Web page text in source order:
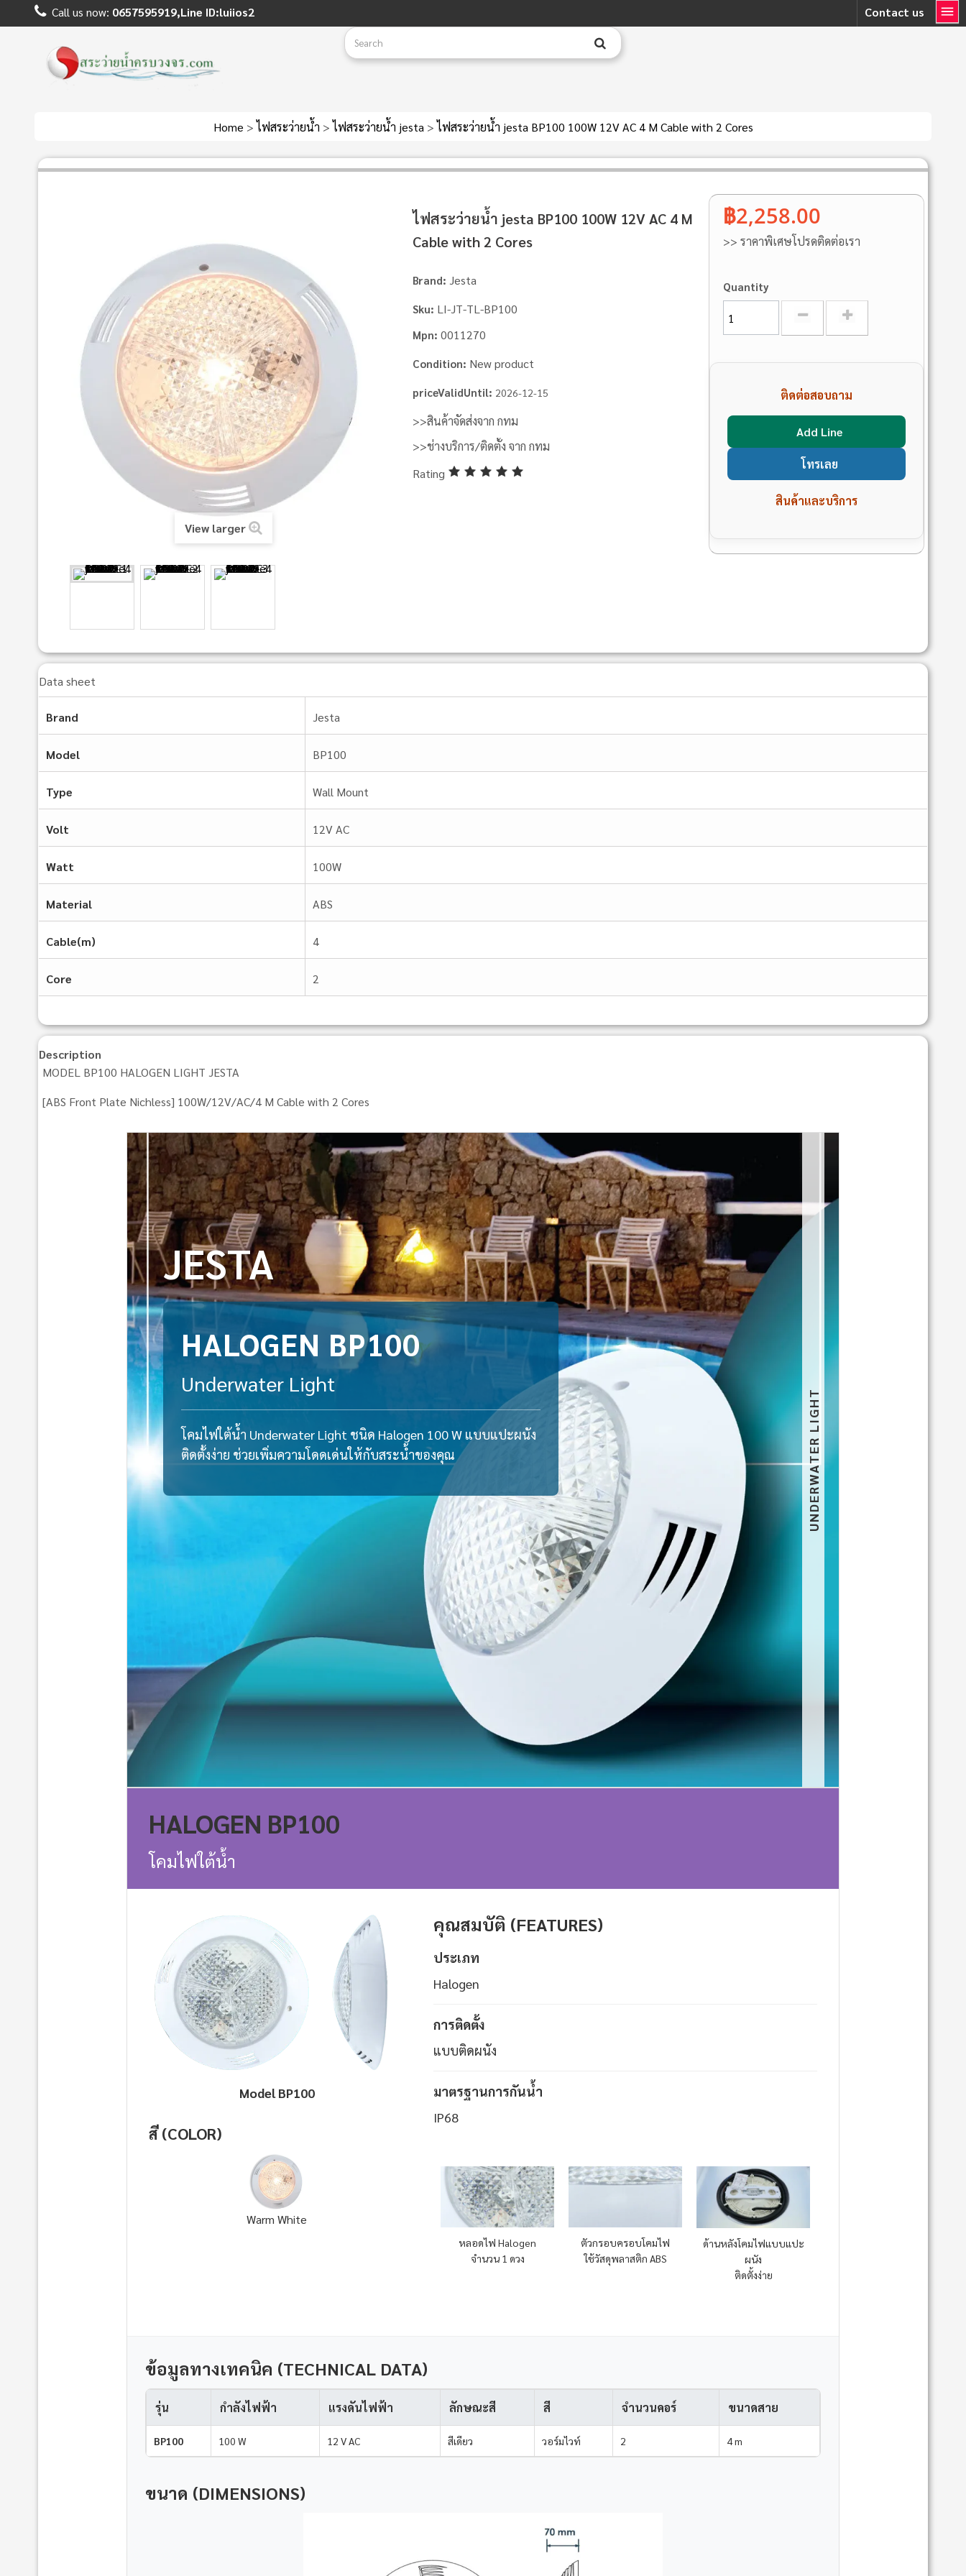
Contact us
Call us now: 0657595919,Line ID:luiios2
Home > ไฟสระว่ายน้ำ > ไฟสระว่ายน้ำ jesta > ไฟสระว่ายน้ำ jesta BP100 100W 12V AC 4 M Cable with 2 Cores
View larger
ไฟสระว่ายน้ำ jesta BP100 100W 12V AC 4 M
Cable with 2 Cores
Brand: Jesta
Sku: LI-JT-TL-BP100
Mpn: 0011270
Condition: New product
priceValidUntil: 2026-12-15
>>สินค้าจัดส่งจาก กทม
>>ช่างบริการ/ติดตั้ง จาก กทม
Rating
฿2,258.00
>> ราคาพิเศษโปรดติดต่อเรา
Quantity
ติดต่อสอบถาม
Add Line
โทรเลย
สินค้าและบริการ
Data sheet
Brand Jesta
Model BP100
Type Wall Mount
Volt 12V AC
Watt 100W
Material ABS
Cable(m) 4
Core 2
Description
MODEL BP100 HALOGEN LIGHT JESTA
[ABS Front Plate Nichless] 100W/12V/AC/4 M Cable with 2 Cores
JESTA
HALOGEN BP100
Underwater Light
โคมไฟใต้น้ำ Underwater Light ชนิด Halogen 100 W แบบแปะผนัง
ติดตั้งง่าย ช่วยเพิ่มความโดดเด่นให้กับสระน้ำของคุณ
UNDERWATER LIGHT
HALOGEN BP100
โคมไฟใต้น้ำ
Model BP100
สี (COLOR)
Warm White
คุณสมบัติ (FEATURES)
ประเภท
Halogen
การติดตั้ง
แบบติดผนัง
มาตรฐานการกันน้ำ
IP68
หลอดไฟ Halogen
จำนวน 1 ดวง
ตัวกรอบครอบโคมไฟ
ใช้วัสดุพลาสติก ABS
ด้านหลังโคมไฟแบบแปะ
ผนัง
ติดตั้งง่าย
ข้อมูลทางเทคนิค (TECHNICAL DATA)
รุ่น กำลังไฟฟ้า แรงดันไฟฟ้า ลักษณะสี สี จำนวนคอร์ ขนาดสาย
BP100 100 W 12 V AC สีเดียว วอร์มไวท์ 2 4 m
ขนาด (DIMENSIONS)